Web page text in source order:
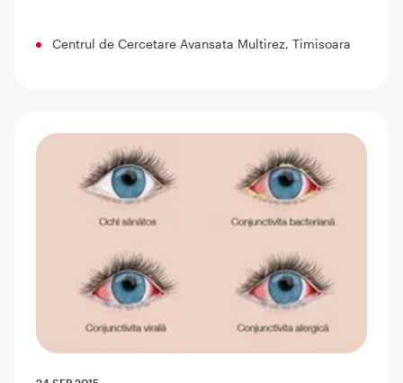
Centrul de Cercetare Avansata Multirez, Timisoara